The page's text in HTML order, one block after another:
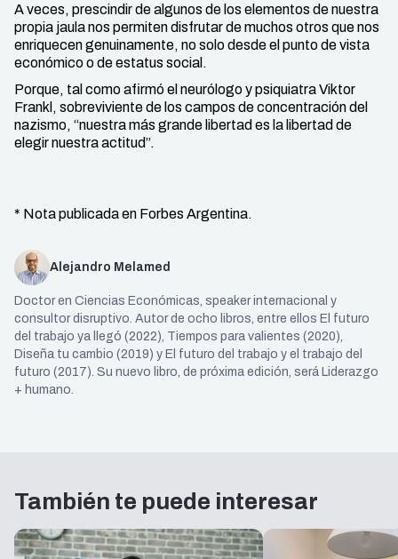
A veces, prescindir de algunos de los elementos de nuestra
propia jaula nos permiten disfrutar de muchos otros que nos
enriquecen genuinamente, no solo desde el punto de vista
económico o de estatus social.
Porque, tal como afirmó el neurólogo y psiquiatra Viktor
Frankl, sobreviviente de los campos de concentración del
nazismo, “nuestra más grande libertad es la libertad de
elegir nuestra actitud”.
* Nota publicada en Forbes Argentina.
Alejandro Melamed
Doctor en Ciencias Económicas, speaker internacional y
consultor disruptivo. Autor de ocho libros, entre ellos El futuro
del trabajo ya llegó (2022), Tiempos para valientes (2020),
Diseña tu cambio (2019) y El futuro del trabajo y el trabajo del
futuro (2017). Su nuevo libro, de próxima edición, será Liderazgo
+ humano.
También te puede interesar